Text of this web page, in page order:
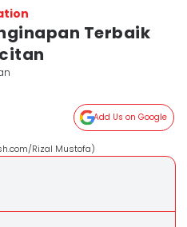
Terbaik
Add Us on Google
Rizal Mustofa)